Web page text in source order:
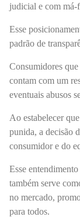
judicial e com má-
Esse
padrão de
Consumidores
contam com um
eventuais abusos
Ao estabelecer
punida, a decisão
consumidor e do
Esse
também serve
no mercado,
para todos.